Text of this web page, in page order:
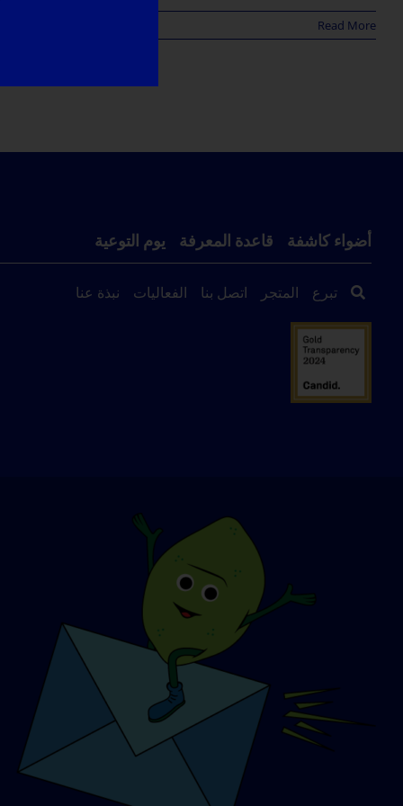
Read More
يوم التوعية قاعدة المعرفة أضواء كاشفة
نبذة عنا الفعاليات اتصل بنا المتجر تبرع